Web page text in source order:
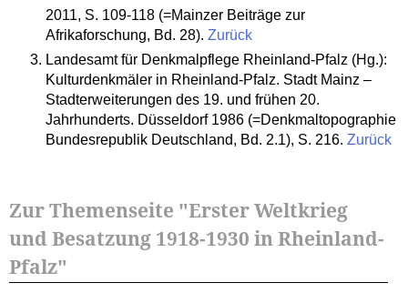
2011, S. 109-118 (=Mainzer Beiträge zur
Afrikaforschung, Bd. 28). Zurück
Landesamt für Denkmalpflege Rheinland-Pfalz (Hg.):
Kulturdenkmäler in Rheinland-Pfalz. Stadt Mainz –
Stadterweiterungen des 19. und frühen 20.
Jahrhunderts. Düsseldorf 1986 (=Denkmaltopographie
Bundesrepublik Deutschland, Bd. 2.1), S. 216. Zurück
Zur Themenseite "Erster Weltkrieg
und Besatzung 1918-1930 in Rheinland-
Pfalz"